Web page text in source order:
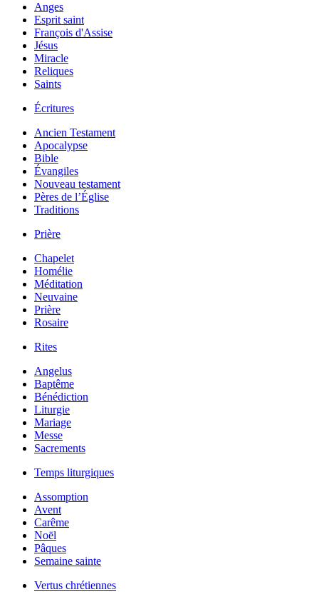
Anges
Esprit saint
François d'Assise
Jésus
Miracle
Reliques
Saints
Écritures
Ancien Testament
Apocalypse
Bible
Évangiles
Nouveau testament
Pères de l’Église
Traditions
Prière
Chapelet
Homélie
Méditation
Neuvaine
Prière
Rosaire
Rites
Angelus
Baptême
Bénédiction
Liturgie
Mariage
Messe
Sacrements
Temps liturgiques
Assomption
Avent
Carême
Noël
Pâques
Semaine sainte
Vertus chrétiennes